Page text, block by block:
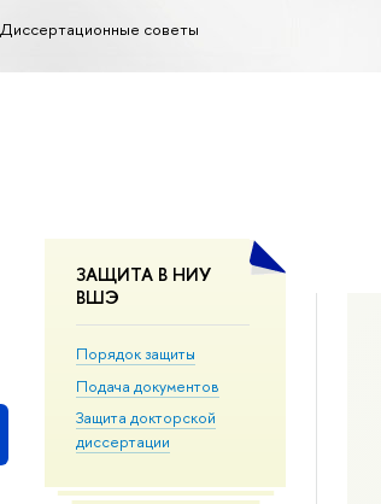
Диссертационные советы
ЗАЩИТА В НИУ
ВШЭ
Порядок защиты
Подача документов
Защита докторской
диссертации